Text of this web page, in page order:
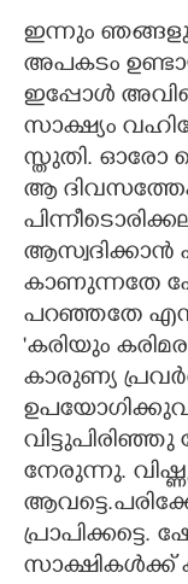
ഇന്നും
അപകടം
ഇപ്പോൾ
സാക്ഷ്യം
സ്തുതി. ഓരോ
ആ
ആസ്വദിക്കാൻ
കാണുന്നതേ
പറഞ്ഞതേ
'കരിയും
കാരുണ്യ
നേരുന്നു.
സാക്ഷികൾക്ക്